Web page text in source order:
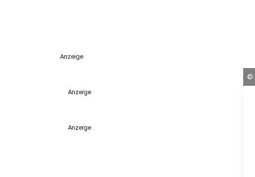
Anzeige
Anzeige
Anzeige
©